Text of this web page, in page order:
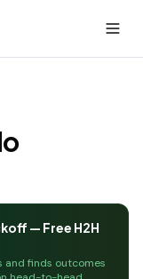
— Free H2H
and finds outcomes